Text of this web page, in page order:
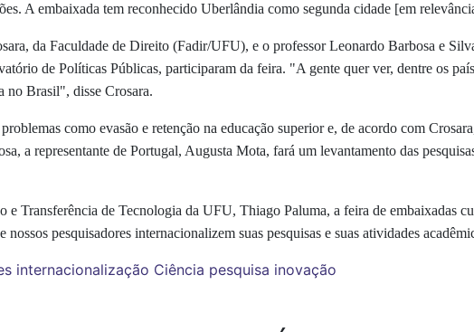
A embaixada tem reconhecido Uberlândia como segunda cidade [em
da Faculdade de Direito (Fadir/UFU), e o professor Leonardo Barbosa e
de Políticas Públicas, participaram da feira. "A gente quer ver, dentre os
no Brasil", disse Crosara.
como evasão e retenção na educação superior e, de acordo com
a representante de Portugal, Augusta Mota, fará um levantamento das
e Transferência de Tecnologia da UFU, Thiago Paluma, a feira de embaixadas
pesquisadores internacionalizem suas pesquisas e suas atividades
internacionalização Ciência pesquisa inovação